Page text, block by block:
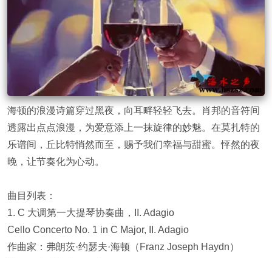
海顿的浪漫诗篇穿过黑夜，向耳畔轻轻飞去。肖邦的音符间
透露出点点浪漫，为爱意添上一抹旋律的妙魅。在莫扎特的
乐谱间，丘比特悄然而至，赐予我们幸福与甜蜜。怦然的夜
晚，让节奏化为心动。
曲目列表：
1. C 大调第一大提琴协奏曲，II. Adagio
Cello Concerto No. 1 in C Major, II. Adagio
作曲家：弗朗茨·约瑟夫·海顿（Franz Joseph Haydn）